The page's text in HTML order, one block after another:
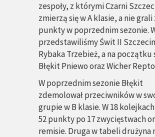
zespoły, z którymi Czarni
zmierzą się w A klasie, a nie grali
punkty w poprzednim sezonie.
przedstawiliśmy Świt II
Rybaka Trzebież, a na początku
Błękit Pniewo oraz Wicher
W poprzednim sezonie Błękit
zdemolował przeciwników w
grupie w B klasie. W 18
52 punkty po 17 zwycięstwach
remisie. Druga w tabeli drużyna